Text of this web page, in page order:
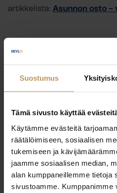
Suostumus
Tämä sivusto käyttää
Käytämme evästeitä
räätälöimiseen, sosiaalisen
tukemiseen ja
jaamme sosiaalisen median,
alan kumppaneillemme tietoja
sivustoamme. Kumppanimme
artikkelista: Asunnon osto
Lainaosuuden
Taloyhtiölainan lainaosuus
rahoitusvastikkeena, joka on
yhdessä hoitovastikkeen
on mahdollista maksaa
asuntokauppojen
yhtiövastikkeena
hoitovastikkeen osuus.